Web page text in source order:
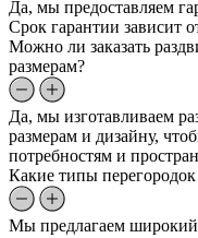
Да, мы предоставляем
Срок гарантии зависит
Можно ли заказать
размерам?
Да, мы изготавливаем
размерам и дизайну,
потребностям и
Какие типы перегородок
Мы предлагаем широкий